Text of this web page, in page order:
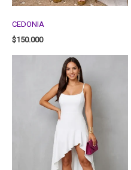
CEDONIA
$150.000